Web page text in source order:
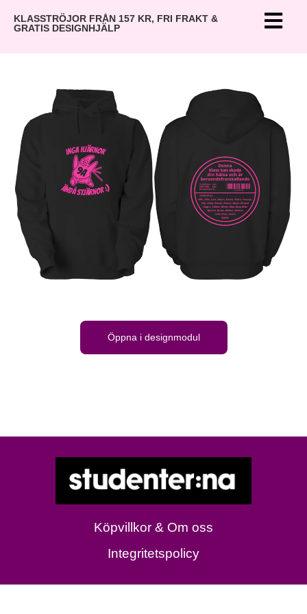
KLASSTRÖJOR FRÅN 157 KR, FRI FRAKT &
GRATIS DESIGNHJÄLP
Öppna i designmodul
Köpvillkor & Om oss
Integritetspolicy